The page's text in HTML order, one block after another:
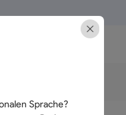
Sprache?